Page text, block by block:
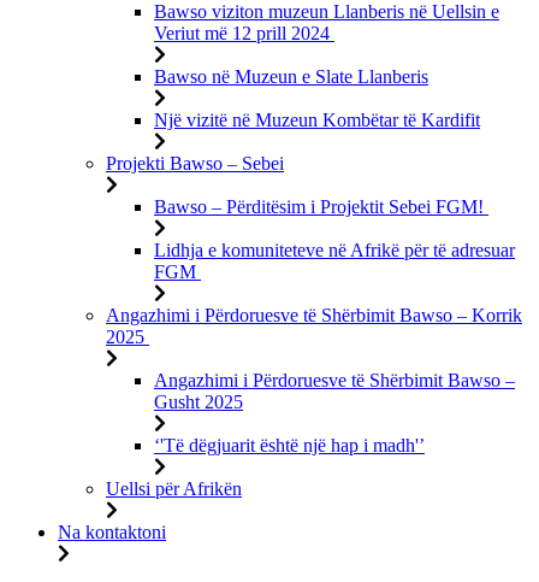
Bawso viziton muzeun Llanberis në Uellsin e
Veriut më 12 prill 2024
Bawso në Muzeun e Slate Llanberis
Një vizitë në Muzeun Kombëtar të Kardifit
Projekti Bawso – Sebei
Bawso – Përditësim i Projektit Sebei FGM!
Lidhja e komuniteteve në Afrikë për të adresuar
FGM
Angazhimi i Përdoruesve të Shërbimit Bawso – Korrik
2025
Angazhimi i Përdoruesve të Shërbimit Bawso –
Gusht 2025
‘'Të dëgjuarit është një hap i madh'’
Uellsi për Afrikën
Na kontaktoni